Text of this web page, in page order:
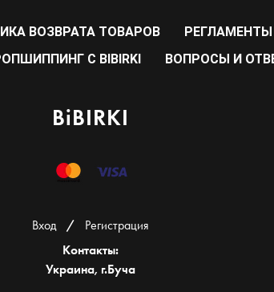
ВОЗВРАТА ТОВАРОВ РЕГЛАМЕНТЫ
С BIBIRKI ВОПРОСЫ И
BiBIRKI
Вход /
Регистрация
Контакты:
Украина, г.Буча